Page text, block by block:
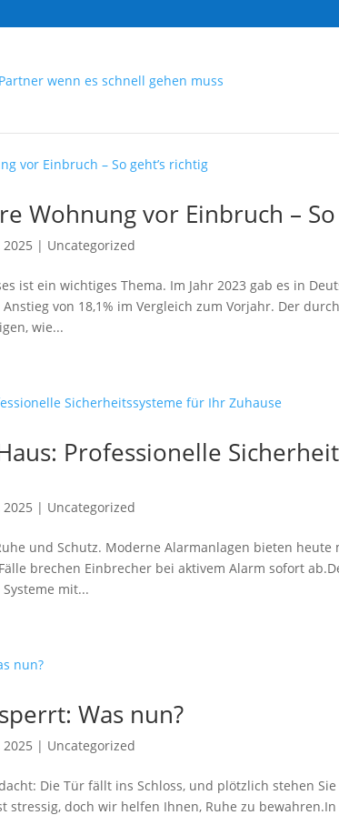
Wohnung vor Einbruch –
2025 | Uncategorized
ist ein wichtiges Thema. Im Jahr 2023 gab es in
von 18,1% im Vergleich zum Vorjahr. Der
wie...
Professionelle
2025 | Uncategorized
und Schutz. Moderne Alarmanlagen bieten
brechen Einbrecher bei aktivem Alarm sofort
mit...
Was nun?
2025 | Uncategorized
Die Tür fällt ins Schloss, und plötzlich stehen
stressig, doch wir helfen Ihnen, Ruhe zu